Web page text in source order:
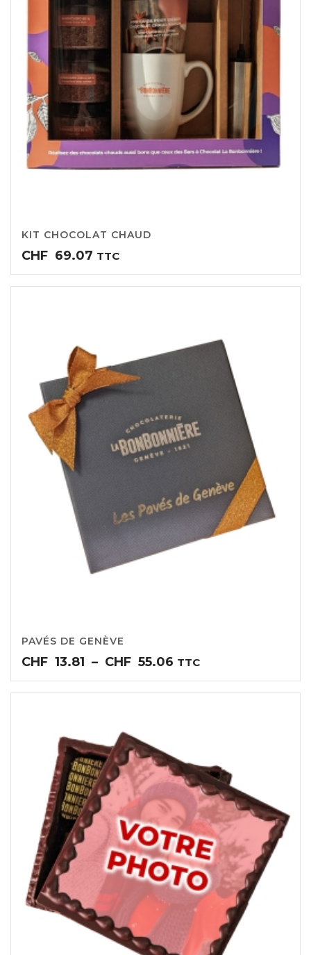
KIT CHOCOLAT CHAUD
CHF 69.07 TTC
PAVÉS DE GENÈVE
CHF 13.81 – CHF 55.06 Plage
de
prix :
TTC